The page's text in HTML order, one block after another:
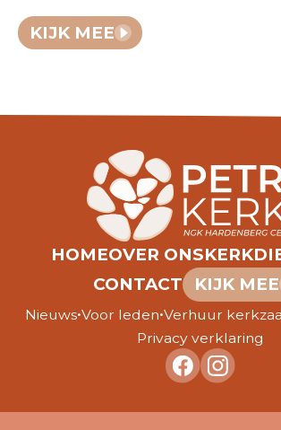
KIJK MEE
HOMEOVER ONS
CONTACT
KIJK MEE
Nieuws•Voor leden•Verhuur
Privacy verklaring